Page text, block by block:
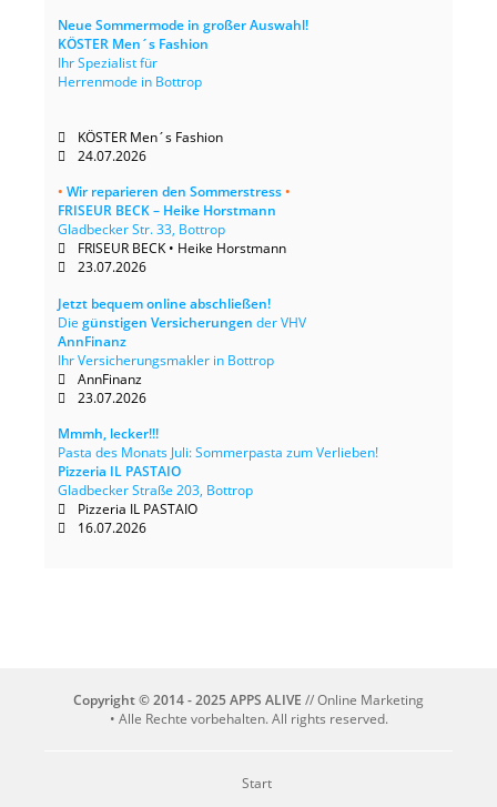
Neue Sommermode in großer Auswahl!
KÖSTER Men´s Fashion
Ihr Spezialist für
Herrenmode in Bottrop
KÖSTER Men´s Fashion
24.07.2026
• Wir reparieren den Sommerstress•
FRISEUR BECK – Heike Horstmann
Gladbecker Str. 33, Bottrop
FRISEUR BECK • Heike Horstmann
23.07.2026
Jetzt bequem online abschließen!
Die günstigen Versicherungen der VHV
AnnFinanz
Ihr Versicherungsmakler in Bottrop
AnnFinanz
23.07.2026
Mmmh, lecker!!!
Pasta des Monats Juli: Sommerpasta zum Verlieben!
Pizzeria IL PASTAIO
Gladbecker Straße 203, Bottrop
Pizzeria IL PASTAIO
16.07.2026
Copyright © 2014 - 2025 APPS ALIVE // Online Marketing
• Alle Rechte vorbehalten. All rights reserved.
Start